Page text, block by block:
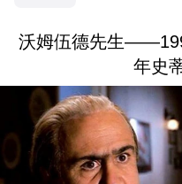
沃姆伍德先生
年史